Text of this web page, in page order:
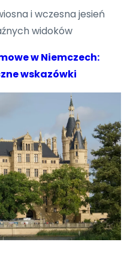
i wczesna jesień
widoków
w Niemczech:
wskazówki